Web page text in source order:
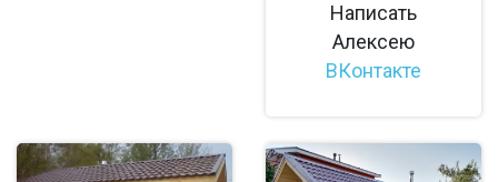
Написать
Алексею
ВКонтакте